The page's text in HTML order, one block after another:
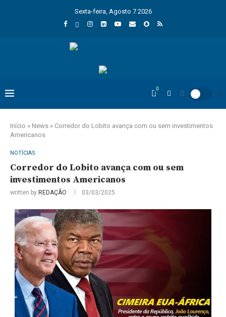
Sexta-feira, Agosto 7 2026
0
Início » News » Corredor do Lobito avança com ou sem investimentos
Americanos
NOTÍCIAS
Corredor do Lobito avança com ou sem
investimentos Americanos
written by REDAÇÃO 03/03/2025